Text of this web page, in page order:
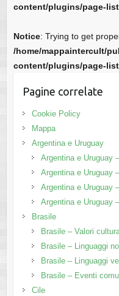
content/plugins/page-
Notice: Trying to get
/home/mappaintercult/
content/plugins/page-
Pagine correlate
Cookie Policy
Mappa
Argentina e Uruguay
Argentina e Uruguay
Argentina e Uruguay
Argentina e Uruguay
Argentina e Uruguay
Brasile
Brasile – Valori
Brasile – Linguaggi
Brasile – Linguaggi
Brasile – Eventi
Cile